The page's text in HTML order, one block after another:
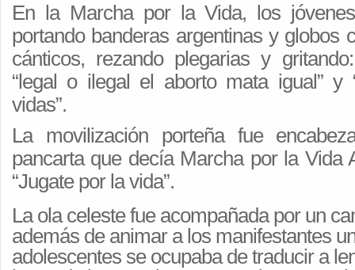
En la Marcha por la Vida, los
portando banderas argentinas y globos
cánticos, rezando plegarias y
“legal o ilegal el aborto mata igual” y
vidas”.
La movilización porteña fue
pancarta que decía Marcha por la Vida
“Jugate por la vida”.
La ola celeste fue acompañada por un
además de animar a los manifestantes
adolescentes se ocupaba de traducir a